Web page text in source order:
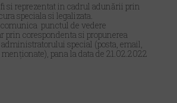
si reprezentat in cadrul adunării prin
speciala si legalizata.
punctul de vedere
corespondenta si propunerea
special (posta, email,
pana la data de 21.02.2022